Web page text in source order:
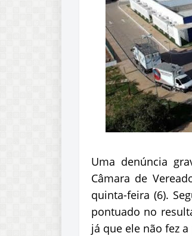
Uma denúncia
Câmara de
quinta-feira (6).
pontuado no
já que ele não fez